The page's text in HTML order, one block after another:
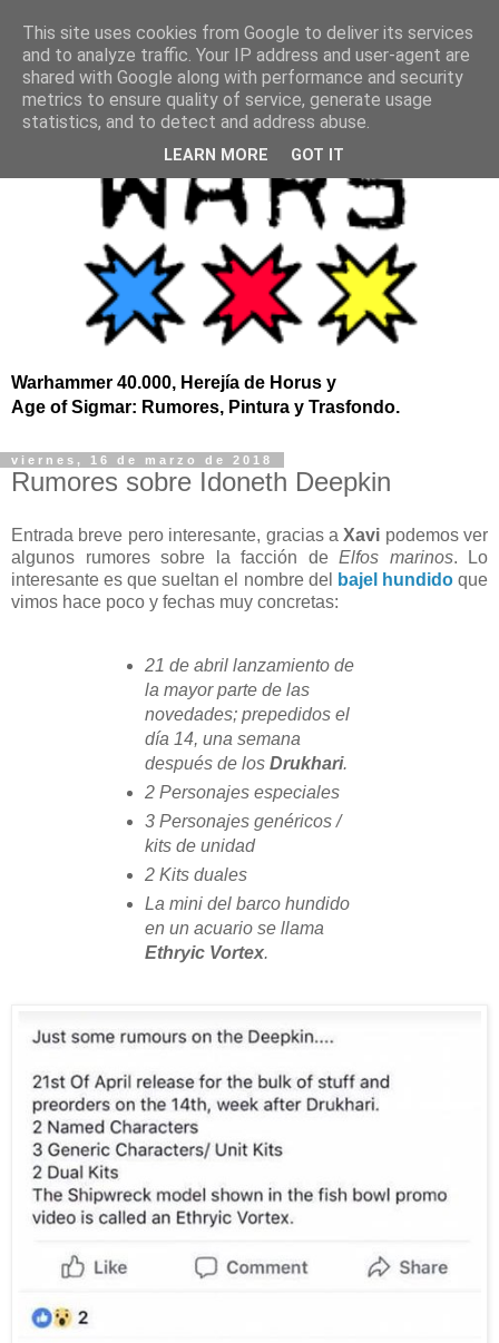
Warhammer 40.000, Herejía de Horus y
Age of Sigmar: Rumores, Pintura y Trasfondo.
viernes, 16 de marzo de 2018
Rumores sobre Idoneth Deepkin
Entrada breve pero interesante, gracias aXavi podemos ver
algunos rumores sobre la facción de Elfos marinos. Lo
interesante es que sueltan el nombre del
bajel hundidoque
vimos hace poco y fechas muy concretas:
21 de abril lanzamiento de
la mayor parte de las
novedades; prepedidos el
día 14, una semana
después de los Drukhari.
2 Personajes especiales
3 Personajes genéricos /
kits de unidad
2 Kits duales
La mini del barco hundido
en un acuario se llama
Ethryic Vortex.
This site uses cookies from Google to deliver its services
and to analyze traffic. Your IP address and user-agent are
shared with Google along with performance and security
metrics to ensure quality of service, generate usage
statistics, and to detect and address abuse.
LEARN MORE GOT IT